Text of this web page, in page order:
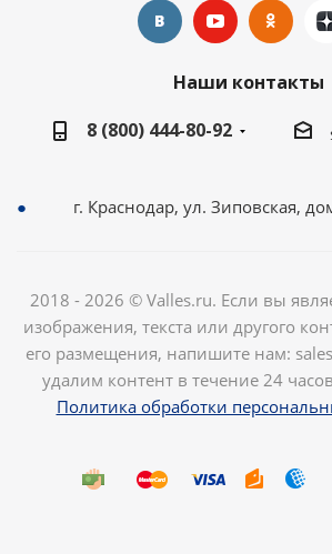
Наши контакты
8 (800) 444-80-92
г. Краснодар, ул. Зиповская,
2018 - 2026 © Valles.ru. Если вы
изображения, текста или другого
его размещения, напишите нам:
удалим контент в течение 24
Политика обработки